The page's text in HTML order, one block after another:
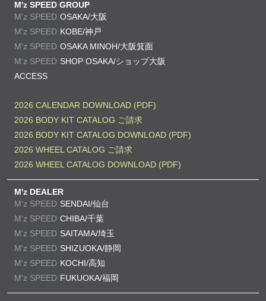
M'z SPEED GROUP
M'z SPEED OSAKA/大阪
M'z SPEED KOBE/神戸
M'z SPEED OSAKA MINOH/大阪箕面
M'z SPEED SHOP OSAKA/ショップ大阪
ACCESS
2026 CALENDAR DOWNLOAD (PDF)
2026 BODY KIT CATALOG ご請求
2026 BODY KIT CATALOG DOWNLOAD (PDF)
2026 WHEEL CATALOG ご請求
2026 WHEEL CATALOG DOWNLOAD (PDF)
M'z DEALER
M'z SPEED SENDAI/仙台
M'z SPEED CHIBA/千葉
M'z SPEED SAITAMA/埼玉
M'z SPEED SHIZUOKA/静岡
M'z SPEED KOCHI/高知
M'z SPEED FUKUOKA/福岡